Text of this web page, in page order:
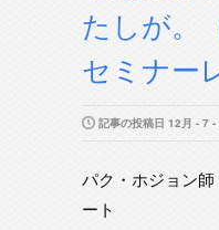
たしが。
セミナー
記事の投稿日 12月 - 7
パク・ホジョン
ート